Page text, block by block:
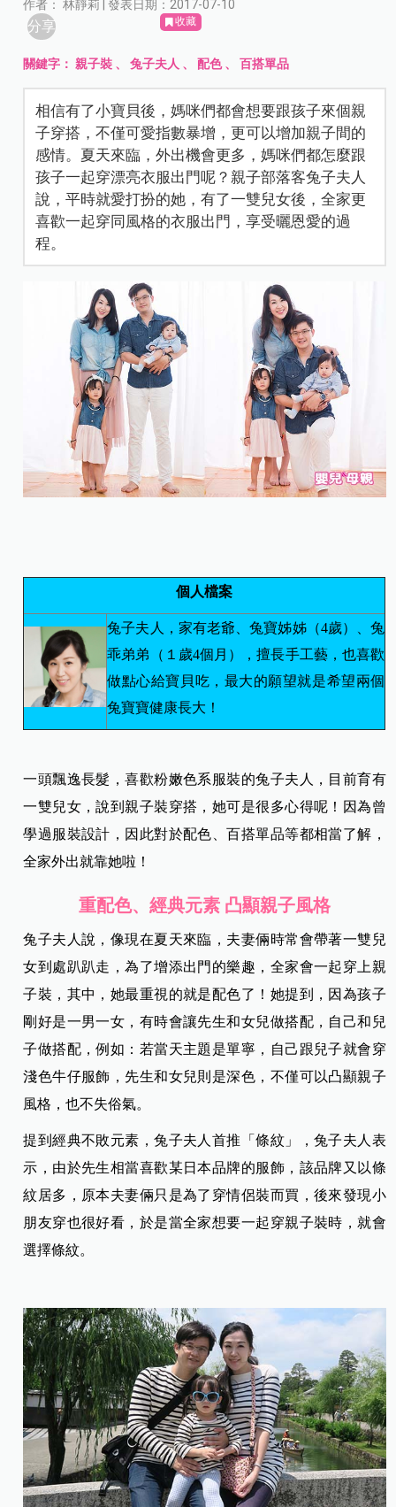
作者： 林靜莉 | 發表日期：2017-07-10
分享 收藏
關鍵字：親子裝 、兔子夫人 、配色、百搭單品
相信有了小寶貝後，媽咪們都會想要跟孩子來個親
子穿搭，不僅可愛指數暴增，更可以增加親子間的
感情。夏天來臨，外出機會更多，媽咪們都怎麼跟
孩子一起穿漂亮衣服出門呢？親子部落客兔子夫人
說，平時就愛打扮的她，有了一雙兒女後，全家更
喜歡一起穿同風格的衣服出門，享受曬恩愛的過
程。
個人檔案
兔子夫人，家有老爺、兔寶姊姊（4歲）、兔
乖弟弟（１歲4個月），擅長手工藝，也喜歡
做點心給寶貝吃，最大的願望就是希望兩個
兔寶寶健康長大！
一頭飄逸長髮，喜歡粉嫩色系服裝的兔子夫人，目前育有
一雙兒女，說到親子裝穿搭，她可是很多心得呢！因為曾
學過服裝設計，因此對於配色、百搭單品等都相當了解，
全家外出就靠她啦！
重配色、經典元素 凸顯親子風格
兔子夫人說，像現在夏天來臨，夫妻倆時常會帶著一雙兒
女到處趴趴走，為了增添出門的樂趣，全家會一起穿上親
子裝，其中，她最重視的就是配色了！她提到，因為孩子
剛好是一男一女，有時會讓先生和女兒做搭配，自己和兒
子做搭配，例如：若當天主題是單寧，自己跟兒子就會穿
淺色牛仔服飾，先生和女兒則是深色，不僅可以凸顯親子
風格，也不失俗氣。
提到經典不敗元素，兔子夫人首推「條紋」，兔子夫人表
示，由於先生相當喜歡某日本品牌的服飾，該品牌又以條
紋居多，原本夫妻倆只是為了穿情侶裝而買，後來發現小
朋友穿也很好看，於是當全家想要一起穿親子裝時，就會
選擇條紋。